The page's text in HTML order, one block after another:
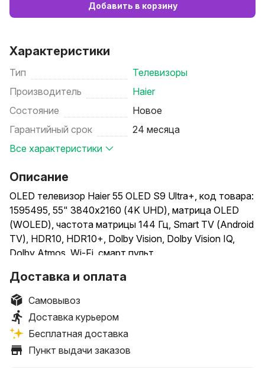
Добавить в корзину
Характеристики
Тип
Телевизоры
Производитель
Haier
Состояние
Новое
Гарантийный срок
24 месяца
Все характеристики
Описание
OLED телевизор Haier 55 OLED S9 Ultra+, код товара:
1595495, 55" 3840x2160 (4K UHD), матрица OLED
(WOLED), частота матрицы 144 Гц, Smart TV (Android
TV), HDR10, HDR10+, Dolby Vision, Dolby Vision IQ,
Dolby Atmos, Wi-Fi, смарт пульт
Способы доставки: самовывоз, доставка курьером.
Способы оплаты (при получении): наличными,
банковской картой.
Условия самовывоза: стоимость – бесплатно.
Пункты выдачи заказов:
Доставка и оплата
Самовывоз
Доставка курьером
Бесплатная доставка
Пункт выдачи заказов